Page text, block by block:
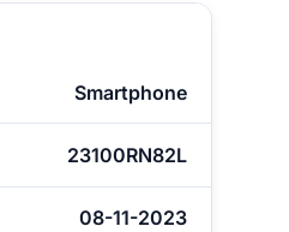
Smartphone
23100RN82L
08-11-2023